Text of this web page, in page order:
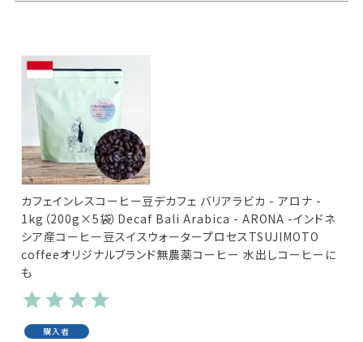
カフェインレスコーヒー豆デカフェ バリアラビカ - アロナ -
1kg（200g×5袋）Decaf Bali Arabica - ARONA -インドネ
シア産コーヒー豆スイスウォータープロセスTSUJIMOTO
coffeeオリジナルブランド無農薬コーヒー 水出しコーヒーに
も
購入者